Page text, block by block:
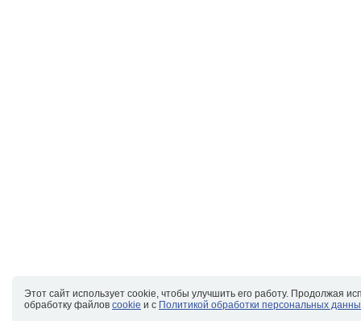
Этот сайт использует cookie, чтобы улучшить его работу. Продолжая
обработку файлов cookie и с Политикой обработки персональных